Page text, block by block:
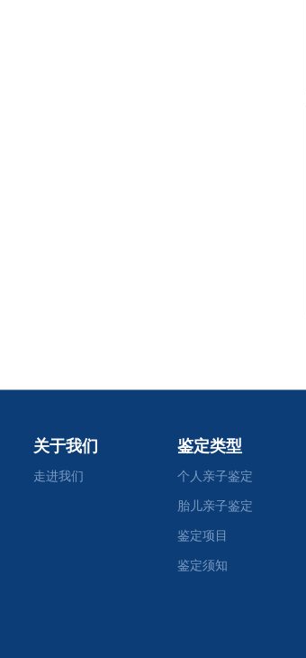
关于我们
走进我们
鉴定类型
个人亲子鉴定
胎儿亲子鉴定
鉴定项目
鉴定须知